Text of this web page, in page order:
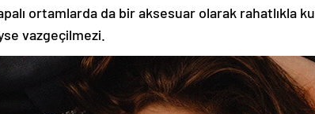
ortamlarda da bir aksesuar olarak rahatlıkla
vazgeçilmezi.